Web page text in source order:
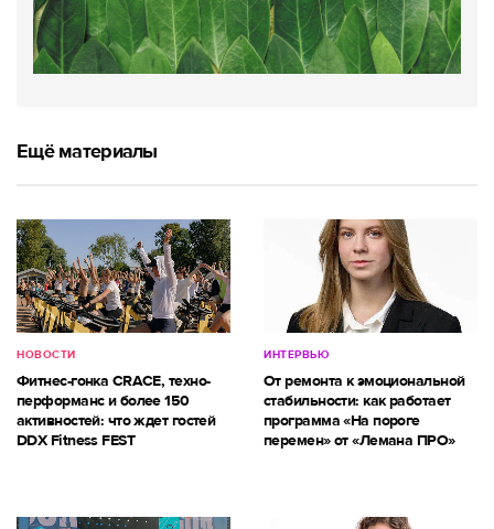
Ещё материалы
НОВОСТИ
Фитнес-гонка CRACE, техно-
перформанс и более 150
активностей: что ждет гостей
DDX Fitness FEST
ИНТЕРВЬЮ
От ремонта к эмоциональной
стабильности: как работает
программа «На пороге
перемен» от «Лемана ПРО»